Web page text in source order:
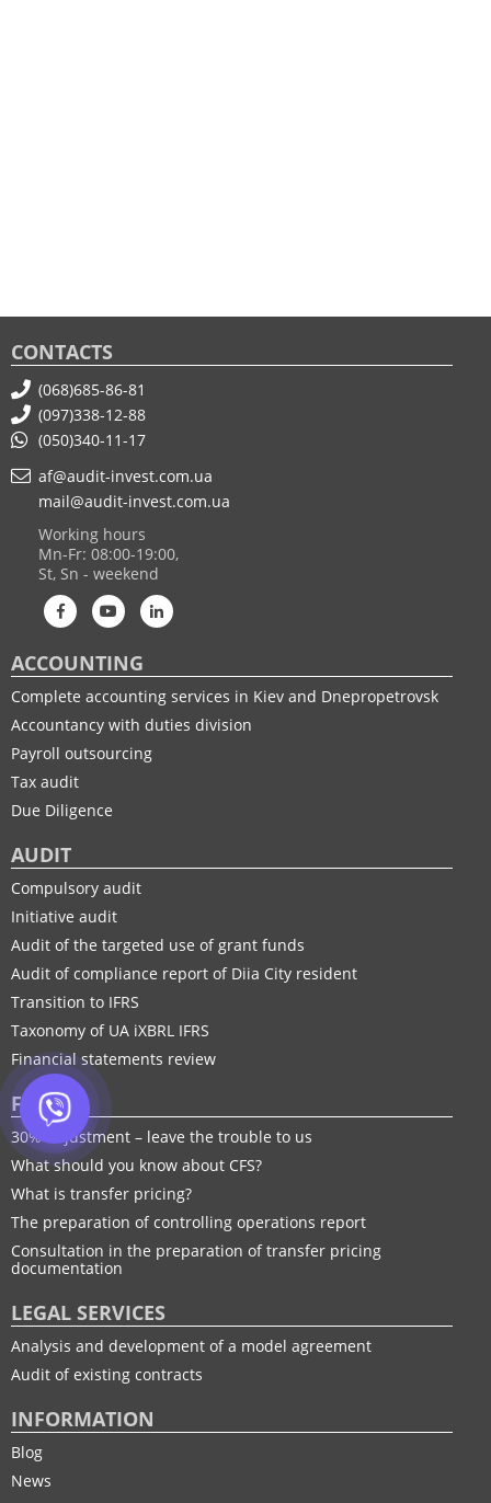
CONTACTS
(068)685-86-81
(097)338-12-88
(050)340-11-17
af@audit-invest.com.ua
mail@audit-invest.com.ua
Working hours
Mn-Fr: 08:00-19:00,
St, Sn - weekend
ACCOUNTING
Complete accounting services in Kiev and Dnepropetrovsk
Accountancy with duties division
Payroll outsourcing
Tax audit
Due Diligence
AUDIT
Compulsory audit
Initiative audit
Audit of the targeted use of grant funds
Audit of compliance report of Diia City resident
Transition to IFRS
Taxonomy of UA іXBRL IFRS
Financial statements review
FTP
30% adjustment – leave the trouble to us
What should you know about CFS?
What is transfer pricing?
The preparation of controlling operations report
Consultation in the preparation of transfer pricing
documentation
LEGAL SERVICES
Analysis and development of a model agreement
Audit of existing contracts
INFORMATION
Blog
News